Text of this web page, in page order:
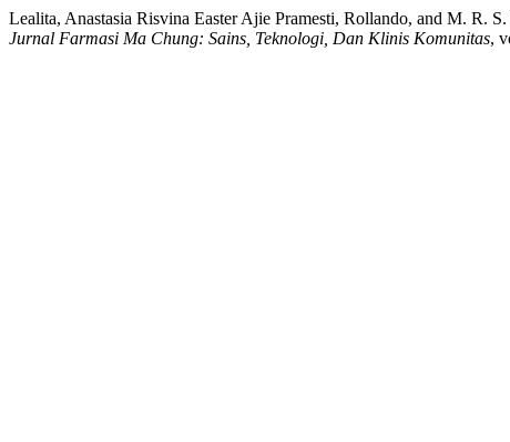
Lealita, Anastasia Risvina Easter Ajie Pramesti, Rollando, and M. R.
Jurnal Farmasi Ma Chung: Sains, Teknologi, Dan Klinis Komunitas,